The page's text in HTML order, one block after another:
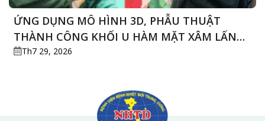
ỨNG DỤNG MÔ HÌNH 3D, PHẪU THUẬT
THÀNH CÔNG KHỐI U HÀM MẶT XÂM LẤN
PHỨC TẠP Ở CỤ ÔNG 76 TUỔI
Th7 29, 2026